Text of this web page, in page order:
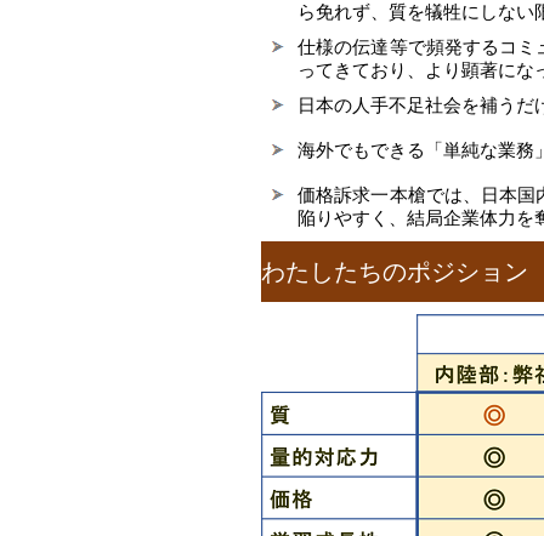
ら免れず、質を犠牲にしな
仕様の伝達等で頻発するコ
ってきており、より顕著にな
日本の人手不足社会を補う
海外でもできる「単純な業務
価格訴求一本槍では、日本
陥りやすく、結局企業体力を
わたしたちのポジション